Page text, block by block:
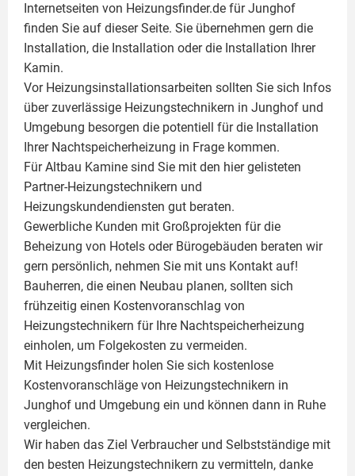
Internetseiten von Heizungsfinder.de für Junghof
finden Sie auf dieser Seite. Sie übernehmen gern die
Installation, die Installation oder die Installation Ihrer
Kamin.
Vor Heizungsinstallationsarbeiten sollten Sie sich Infos
über zuverlässige Heizungstechnikern in Junghof und
Umgebung besorgen die potentiell für die Installation
Ihrer Nachtspeicherheizung in Frage kommen.
Für Altbau Kamine sind Sie mit den hier gelisteten
Partner-Heizungstechnikern und
Heizungskundendiensten gut beraten.
Gewerbliche Kunden mit Großprojekten für die
Beheizung von Hotels oder Bürogebäuden beraten wir
gern persönlich, nehmen Sie mit uns Kontakt auf!
Bauherren, die einen Neubau planen, sollten sich
frühzeitig einen Kostenvoranschlag von
Heizungstechnikern für Ihre Nachtspeicherheizung
einholen, um Folgekosten zu vermeiden.
Mit Heizungsfinder holen Sie sich kostenlose
Kostenvoranschläge von Heizungstechnikern in
Junghof und Umgebung ein und können dann in Ruhe
vergleichen.
Wir haben das Ziel Verbraucher und Selbstständige mit
den besten Heizungstechnikern zu vermitteln, danke